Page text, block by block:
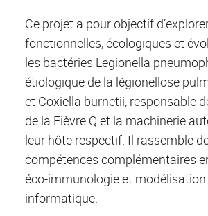
Ce projet a pour objectif
fonctionnelles, écologiques et
les bactéries Legionella
étiologique de la légionellose
et Coxiella burnetii, responsable
de la Fièvre Q et la machinerie
leur hôte respectif. Il rassemble
compétences complémentaires
éco-immunologie et
informatique.